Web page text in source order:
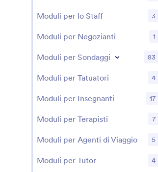
Moduli per lo Staff 3
Moduli per Negozianti 1
Moduli per Sondaggi 83
Moduli per Tatuatori 4
Moduli per Insegnanti 17
Moduli per Terapisti 7
Moduli per Agenti di Viaggio 5
Moduli per Tutor 4